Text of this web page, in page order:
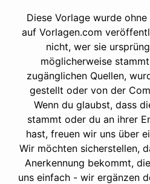
Diese Vorlage wurde
auf Vorlagen.com
nicht, wer sie
möglicherweise
zugänglichen Quellen,
gestellt oder von der
Wenn du glaubst, dass
stammt oder du an ihrer
hast, freuen wir uns über
Wir möchten sicherstellen,
Anerkennung bekommt,
uns einfach - wir ergänzen